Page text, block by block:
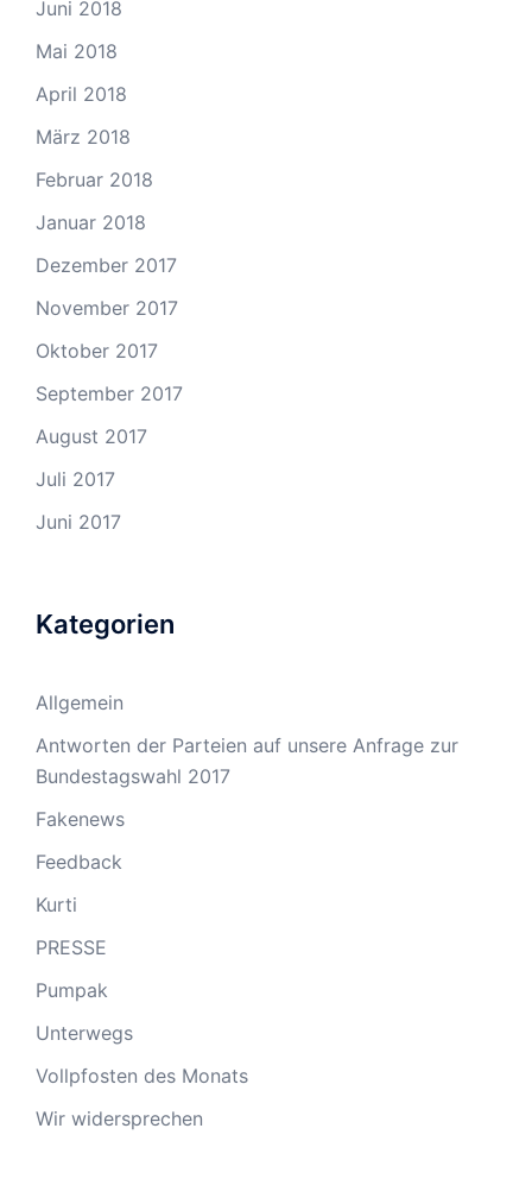
Juni 2018
Mai 2018
April 2018
März 2018
Februar 2018
Januar 2018
Dezember 2017
November 2017
Oktober 2017
September 2017
August 2017
Juli 2017
Juni 2017
Kategorien
Allgemein
Antworten der Parteien auf unsere Anfrage zur
Bundestagswahl 2017
Fakenews
Feedback
Kurti
PRESSE
Pumpak
Unterwegs
Vollpfosten des Monats
Wir widersprechen